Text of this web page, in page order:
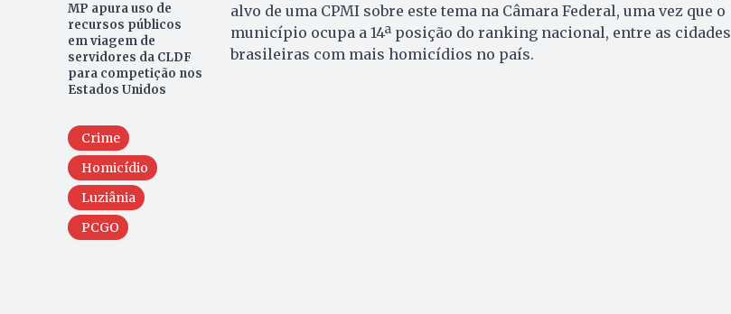
MP apura uso de
recursos públicos
em viagem de
servidores da CLDF
para competição nos
Estados Unidos
Crime
Homicídio
Luziânia
PCGO
alvo de uma CPMI sobre este tema na Câmara Federal, uma vez que o
município ocupa a 14ª posição do ranking nacional, entre as cidades
brasileiras com mais homicídios no país.